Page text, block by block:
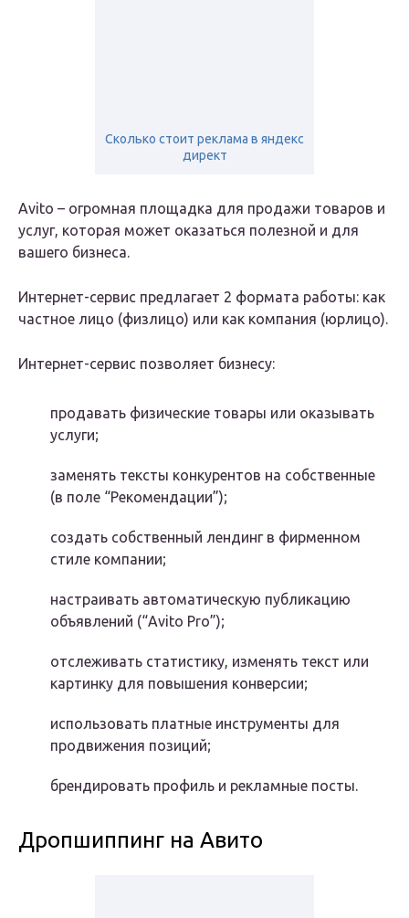
Сколько стоит реклама в яндекс
директ
Avito – огромная площадка для продажи товаров и
услуг, которая может оказаться полезной и для
вашего бизнеса.
Интернет-сервис предлагает 2 формата работы: как
частное лицо (физлицо) или как компания (юрлицо).
Интернет-сервис позволяет бизнесу:
продавать физические товары или оказывать
услуги;
заменять тексты конкурентов на собственные
(в поле “Рекомендации”);
создать собственный лендинг в фирменном
стиле компании;
настраивать автоматическую публикацию
объявлений (“Avito Pro”);
отслеживать статистику, изменять текст или
картинку для повышения конверсии;
использовать платные инструменты для
продвижения позиций;
брендировать профиль и рекламные посты.
Дропшиппинг на Авито